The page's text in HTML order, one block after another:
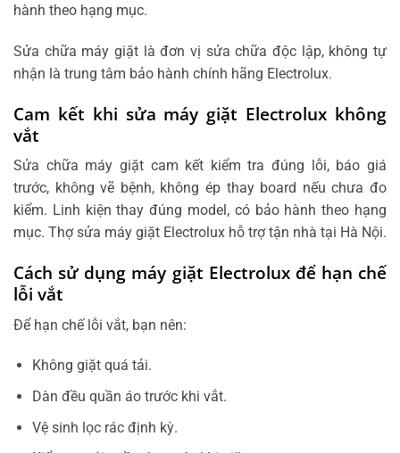
hành theo hạng mục.
Sửa chữa máy giặt là đơn vị sửa chữa độc lập, không tự
nhận là trung tâm bảo hành chính hãng Electrolux.
Cam kết khi sửa máy giặt Electrolux không
vắt
Sửa chữa máy giặt cam kết kiểm tra đúng lỗi, báo giá
trước, không vẽ bệnh, không ép thay board nếu chưa đo
kiểm. Linh kiện thay đúng model, có bảo hành theo hạng
mục. Thợ sửa máy giặt Electrolux hỗ trợ tận nhà tại Hà Nội.
Cách sử dụng máy giặt Electrolux để hạn chế
lỗi vắt
Để hạn chế lỗi vắt, bạn nên:
Không giặt quá tải.
Dàn đều quần áo trước khi vắt.
Vệ sinh lọc rác định kỳ.